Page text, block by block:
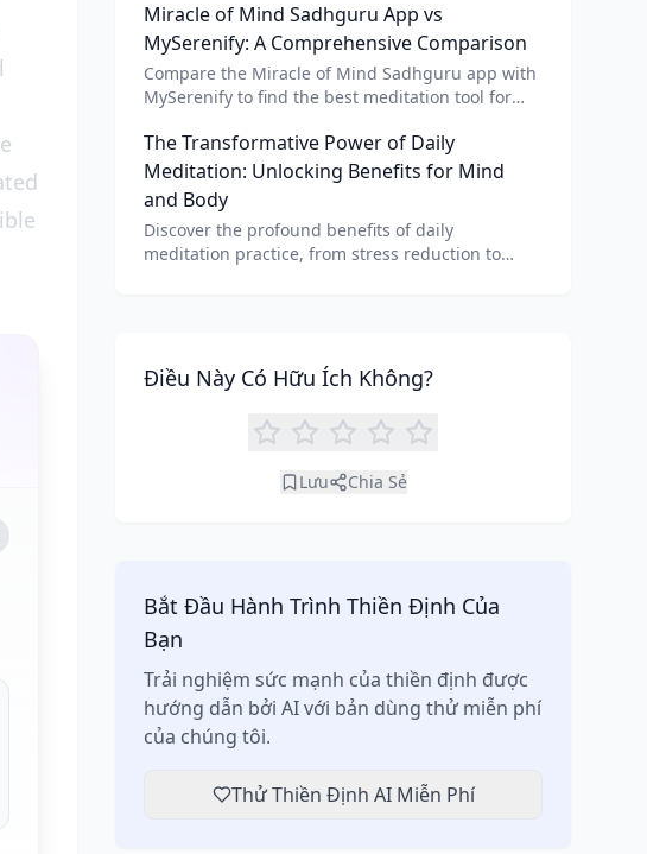
meditation for personalized calm.
Miracle of Mind Sadhguru App vs
MySerenify: A Comprehensive Comparison
Compare the Miracle of Mind Sadhguru app with
MySerenify to find the best meditation tool for
unique benefits of each.
The Transformative Power of Daily
Meditation: Unlocking Benefits for Mind
and Body
Discover the profound benefits of daily
meditation practice, from stress reduction to
Điều Này Có Hữu Ích Không?
Lưu Chia Sẻ
Bắt Đầu Hành Trình Thiền Định Của
Bạn
Trải nghiệm sức mạnh của thiền định được
hướng dẫn bởi AI với bản dùng thử miễn phí
của chúng tôi.
Thử Thiền Định AI Miễn Phí